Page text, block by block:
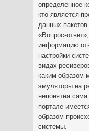
определенное
кто является
данных
«Вопрос-
информацию
настройки
видах
каким образом
эмуляторы на
непонятна
портале
образом
системы.